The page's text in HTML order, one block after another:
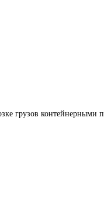
грузов контейнерными